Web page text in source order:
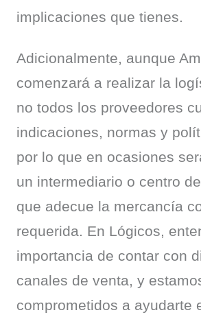
implicaciones que tienes.
Adicionalmente, aunque
comenzará a realizar la
no todos los proveedores
indicaciones, normas y
por lo que en ocasiones
un intermediario o centro
que adecue la mercancía
requerida. En Lógicos,
importancia de contar con
canales de venta, y
comprometidos a ayudarte